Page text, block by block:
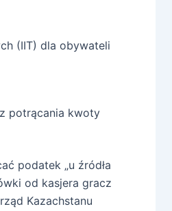
(IIT) dla obywateli
potrącania kwoty
podatek „u źródła
od kasjera gracz
Kazachstanu